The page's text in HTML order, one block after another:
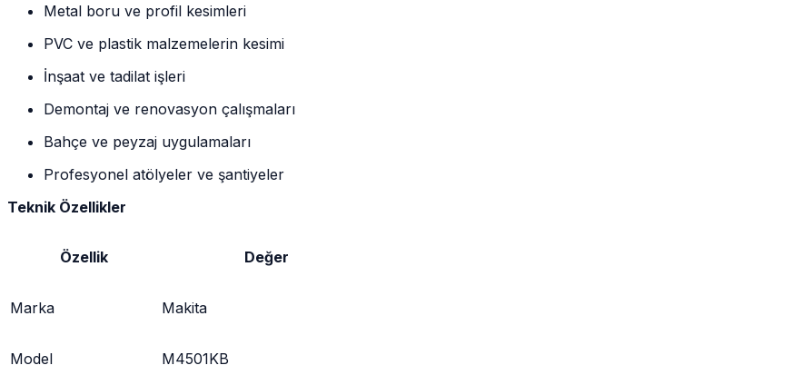
Metal boru ve profil kesimleri
PVC ve plastik malzemelerin kesimi
İnşaat ve tadilat işleri
Demontaj ve renovasyon çalışmaları
Bahçe ve peyzaj uygulamaları
Profesyonel atölyeler ve şantiyeler
Teknik Özellikler
Özellik Değer
Marka Makita
Model M4501KB